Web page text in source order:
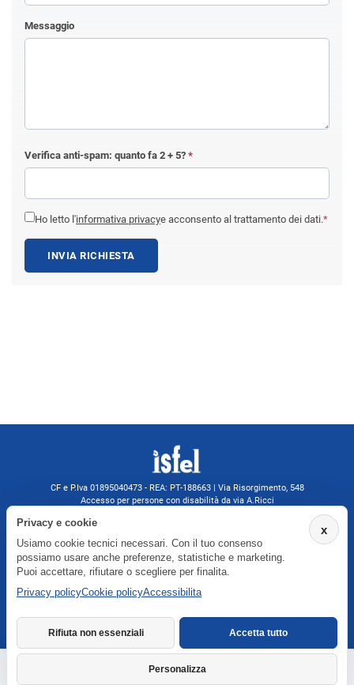
Messaggio
Verifica anti-spam: quanto fa 2 + 5? *
Ho letto l'informativa privacye acconsento al trattamento dei dati.*
INVIA RICHIESTA
CF e P.Iva 01895040473 - REA: PT-188663 | Via Risorgimento, 548
Accesso per persone con disabilità da via A.Ricci
isfel@pec.it
Informativa privacy
Agenzia formativa iscritta a Formatemp
x
Privacy e cookie
Usiamo cookie tecnici necessari. Con il tuo consenso
possiamo usare anche preferenze, statistiche e marketing.
Puoi accettare, rifiutare o scegliere per finalita.
Privacy policyCookie policyAccessibilita
Rifiuta non essenziali
Personalizza
Accetta tutto
Richiedi informazioni